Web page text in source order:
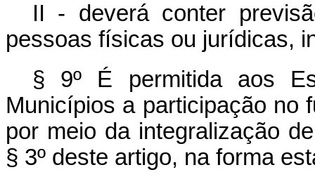
II - deverá conter
pessoas físicas ou jurídicas,
§ 9º É permitida aos
Municípios a participação no
por meio da integralização
§ 3º deste artigo, na forma